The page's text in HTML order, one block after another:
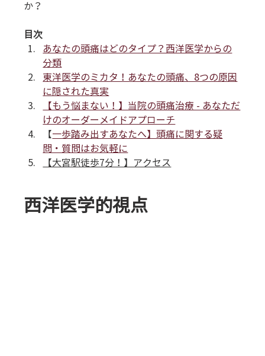
か？
目次
あなたの頭痛はどのタイプ？西洋医学からの
分類
東洋医学のミカタ！あなたの頭痛、8つの原因
に隠された真実
【もう悩まない！】当院の頭痛治療 - あなただ
けのオーダーメイドアプローチ
【一歩踏み出すあなたへ】頭痛に関する疑
問・質問はお気軽に
【大宮駅徒歩7分！】アクセス
西洋医学的視点